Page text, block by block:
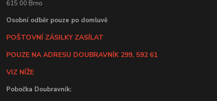
615 00 Brno
Osobní odběr pouze po domluvě
POŠTOVNÍ ZÁSILKY ZASÍLAT
POUZE NA ADRESU DOUBRAVNÍK 299, 592 61
VIZ NÍŽE
Pobočka Doubravník: